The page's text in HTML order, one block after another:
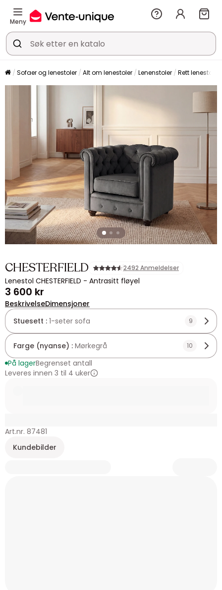
Meny
Sofaer og lenestoler Alt om lenestoler Lenenstoler Rett lenestol
CHESTERFIELD 2492 Anmeldelser
Lenestol CHESTERFIELD - Antrasitt fløyel
3 600 kr
BeskrivelseDimensjoner
Stuesett : 1-seter sofa 9
Farge (nyanse) : Mørkegrå 10
På lagerBegrenset antall
Leveres innen 3 til 4 uker
Art.nr. 87481
Kundebilder